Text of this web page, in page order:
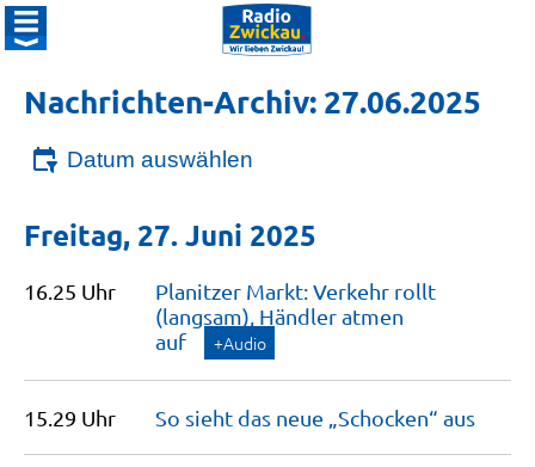
Nachrichten-Archiv: 27.06.2025
Datum auswählen
Freitag, 27. Juni 2025
16.25 Uhr
Planitzer Markt: Verkehr rollt
(langsam), Händler atmen
auf
+Audio
15.29 Uhr So sieht das neue „Schocken“ aus